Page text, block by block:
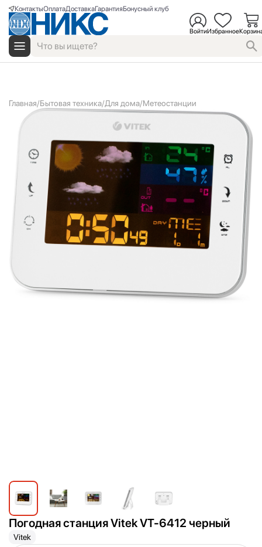
КонтактыОплатаДоставкаГарантияБонусный клуб
ВойтиИзбранное
Главная Бытовая техника Для дома Метеостанции
Погодная станция Vitek VT-6412 черный
Vitek